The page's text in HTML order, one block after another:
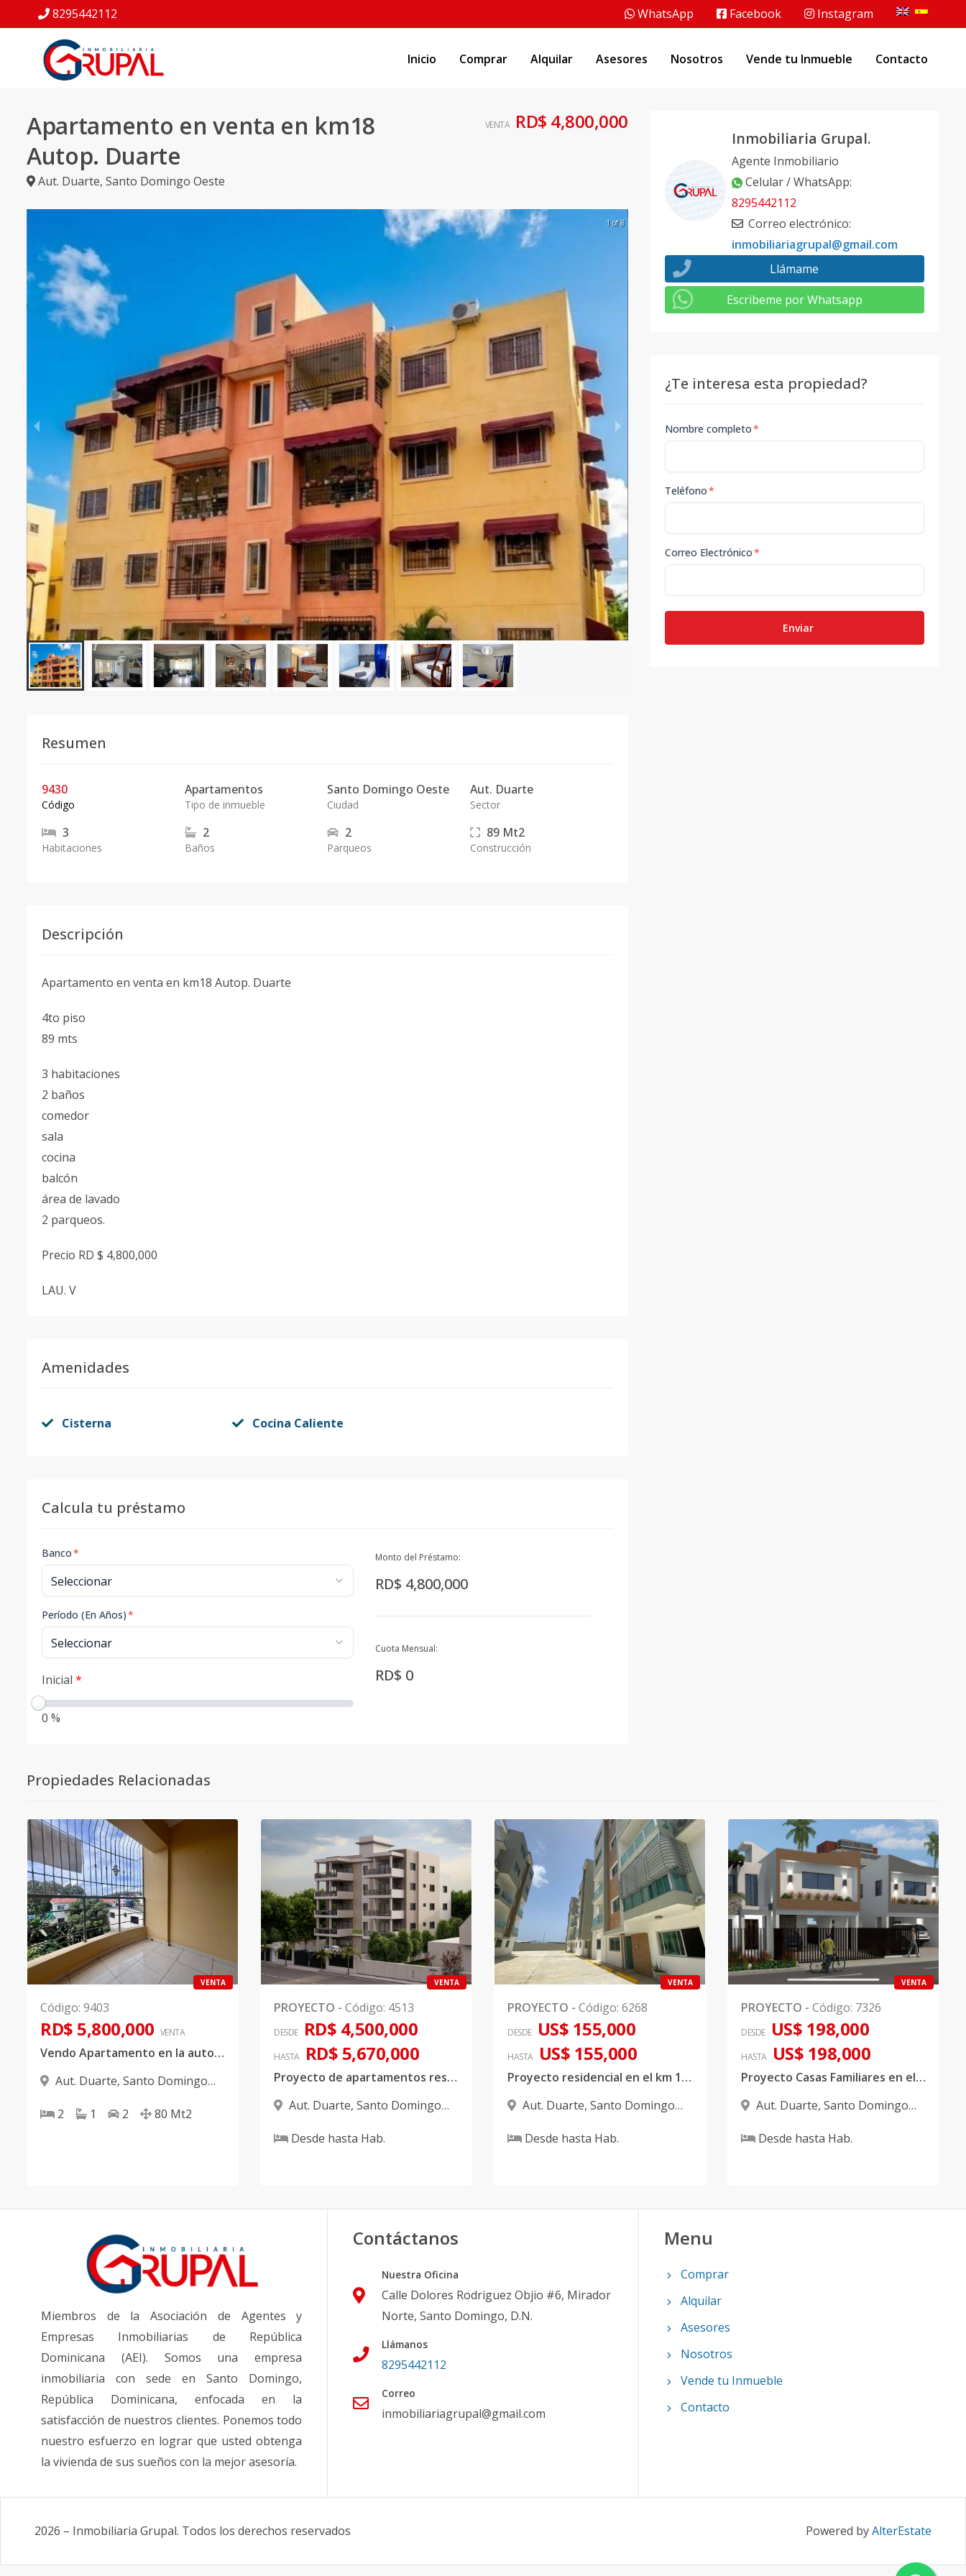
8295442112 WhatsApp Facebook Instagram
Inicio Comprar Alquilar Asesores Nosotros Vende tu Inmueble Contacto
Apartamento en venta en km18
Autop. Duarte
Aut. Duarte, Santo Domingo Oeste
VENTA RD$ 4,800,000
1 of 8
Resumen
9430
Código
Apartamentos
Tipo de inmueble
Santo Domingo Oeste
Ciudad
Aut. Duarte
Sector
3
Habitaciones
2
Baños
2
Parqueos
89 Mt2
Construcción
Descripción
Apartamento en venta en km18 Autop. Duarte
4to piso
89 mts
3 habitaciones
2 baños
comedor
sala
cocina
balcón
área de lavado
2 parqueos.
Precio RD $ 4,800,000
LAU. V
Amenidades
Cisterna Cocina Caliente
Calcula tu préstamo
Banco*
Período (En Años)*
Inicial *
0 %
Monto del Préstamo:
RD$ 4,800,000
Cuota Mensual:
RD$ 0
Inmobiliaria Grupal.
Agente Inmobiliario
Celular / WhatsApp:
8295442112
Correo electrónico:
inmobiliariagrupal@gmail.com
Llámame
Escribeme por Whatsapp
¿Te interesa esta propiedad?
Nombre completo*
Teléfono*
Correo Electrónico*
Enviar
Propiedades Relacionadas
VENTA
Código: 9403
RD$ 5,800,000 VENTA
Vendo Apartamento en la autopista Duarte
Aut. Duarte, Santo Domingo
2
1 2 80 Mt2
VENTA
PROYECTO - Código: 4513
DESDE RD$ 4,500,000
HASTA RD$ 5,670,000
Proyecto de apartamentos residencial ubicado en el km 14 de la Autopista Duarte
Aut. Duarte, Santo Domingo
Desde hasta Hab.
VENTA
PROYECTO - Código: 6268
DESDE US$ 155,000
HASTA US$ 155,000
Proyecto residencial en el km 13 de la autopista Duarte
Aut. Duarte, Santo Domingo
Desde hasta Hab.
VENTA
PROYECTO - Código: 7326
DESDE US$ 198,000
HASTA US$ 198,000
Proyecto Casas Familiares en el km 14 Autop. Duarte
Aut. Duarte, Santo Domingo
Desde hasta Hab.
Miembros de la Asociación de Agentes y
Empresas Inmobiliarias de República
Dominicana (AEI). Somos una empresa
inmobiliaria con sede en Santo Domingo,
República Dominicana, enfocada en la
satisfacción de nuestros clientes. Ponemos todo
nuestro esfuerzo en lograr que usted obtenga
la vivienda de sus sueños con la mejor asesoría.
Contáctanos
Nuestra Oficina
Calle Dolores Rodriguez Objio #6, Mirador
Norte, Santo Domingo, D.N.
Llámanos
8295442112
Correo
inmobiliariagrupal@gmail.com
Menu
Comprar
Alquilar
Asesores
Nosotros
Vende tu Inmueble
Contacto
2026 – Inmobiliaria Grupal. Todos los derechos reservados Powered byAlterEstate